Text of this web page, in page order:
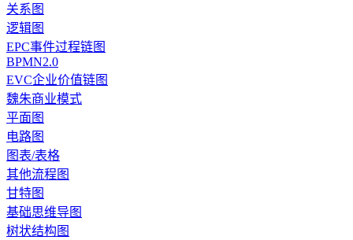
关系图
逻辑图
EPC事件过程链图
BPMN2.0
EVC企业价值链图
魏朱商业模式
平面图
电路图
图表/表格
其他流程图
甘特图
基础思维导图
树状结构图